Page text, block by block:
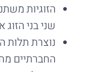
הזוגיות
שני בני
נוצרת תלות
החברתיים